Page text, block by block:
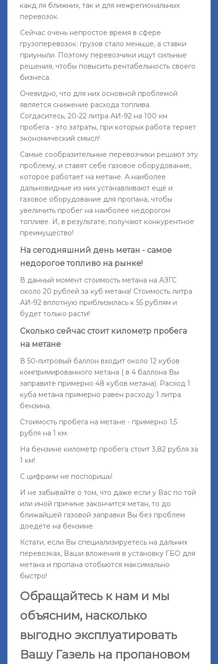
какд ля ближних, так и для межрегиональных
перевозок.
Сейчас очень непростое время в сфере
грузоперевозок: грузов стало меньше, а ставки
приуныли. Поэтому перевозчики ищут сильные
решения, чтобы повысить рентабельность своего
бизнеса.
Очевидно, что для них основной проблемой
является снижение расхода топлива.
Согдаситесь, 20-22 литра АИ-92 на 100 км
пробега - это затраты, при которых работа теряет
экономический смысл!
Самые сообразительные перевозчики решают эту
проблему, и ставят себе газовое оборудование,
которое работает на метане. А наиболее
дальновидные из них устанавливают ещё и
газовое оборудование для пропана, чтобы
увеличить пробег на наиболее недорогом
топливе. И, в результате, получают конкурентное
преимущество!
На сегодняшний день метан - самое
недорогое топливо на рынке!
В данный момент стоимость метана на АЗГС
около 20 рублей за куб метана! Стоимость литра
АИ-92 вплотную приблизилась к 55 рублям и
будет только расти!
Сколько сейчас стоит километр пробега
на метане
В 50-литровый баллон входит около 12 кубов
компримированного метана ( в 4 баллона Вы
заправите примерно 48 кубов метана). Расход 1
куба метана примерно равен расходу 1 литра
бензина.
Стоимость пробега на метане - примерно 1,5
рубля на 1 км.
На бензине километр пробега стоит 3,82 рубля за
1 км!
С цифрами не поспоришь!
И не забывайте о том, что даже если у Вас по той
или иной причине закончится метан, то до
ближайшей газовой заправки Вы без проблем
доедете на бензине.
Кстати, если Вы специализируетесь на дальних
перевозках, Ваши вложения в установку ГБО для
метана и пропана отобьются максимально
быстро!
Обращайтесь к нам и мы
объясним, насколько
выгодно эксплуатировать
Вашу Газель на пропановом